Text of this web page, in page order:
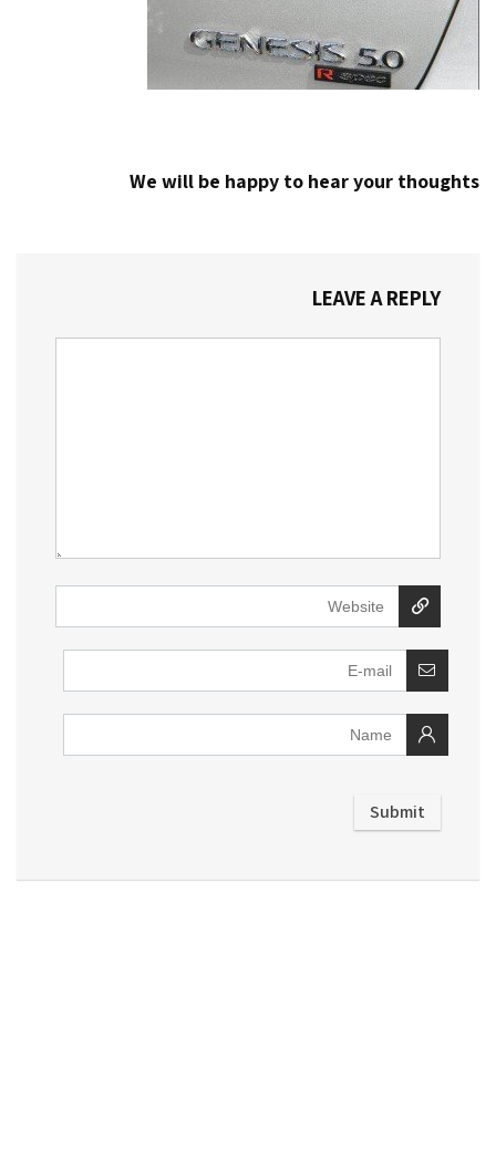
We will be happy to hear your thoughts
LEAVE A REPLY